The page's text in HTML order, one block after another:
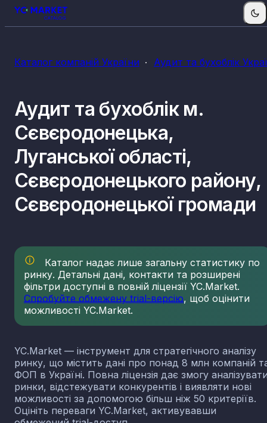
Каталог компаній України Аудит та бухоблік
Аудит та бухоблік м.
Сєвєродонецька,
Луганської області,
Сєвєродонецького району,
Сєвєродонецької громади
Каталог надає лише загальну статистику по
ринку. Детальні дані, контакти та розширені
фільтри доступні в повній ліцензії YC.Market.
Спробуйте обмежену trial-версію, щоб оцінити
можливості YC.Market.
YC.Market — інструмент для стратегічного аналізу
ринку, що містить дані про понад 8 млн компаній
ФОП в Україні. Повна ліцензія дає змогу
ринки, відстежувати конкурентів і виявляти нові
можливості за допомогою більш ніж 50 критеріїв.
Оцініть переваги YC.Market, активувавши
КВЕДи аудиту та бухобліку